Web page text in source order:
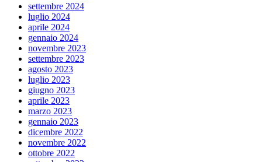
settembre 2024
luglio 2024
aprile 2024
gennaio 2024
novembre 2023
settembre 2023
agosto 2023
luglio 2023
giugno 2023
aprile 2023
marzo 2023
gennaio 2023
dicembre 2022
novembre 2022
ottobre 2022